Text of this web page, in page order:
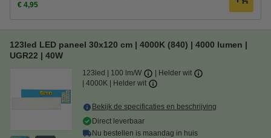
€ 4,95
123led LED paneel 30x120 cm | 4000K (840) | 4000 lumen |
UGR22 | 40W
123led 100 lm/W
Helder wit
4000K | Helder wit
Bekijk de specificaties en beschrijving
Direct leverbaar
Nu bestellen is maandag in huis